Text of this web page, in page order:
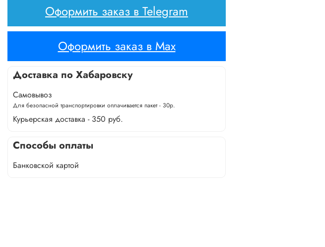
Оформить заказ в Telegram
Оформить заказ в Max
Доставка по Хабаровску
Самовывоз
Для безопасной транспортировки оплачивается пакет - 30р.
Курьерская доставка - 350 руб.
Способы оплаты
Банковской картой